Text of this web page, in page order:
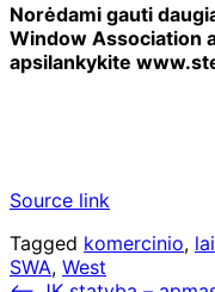
Norėdami gauti
Window Association
apsilankykite
Source link
Tagged komercinio,
SWA, West